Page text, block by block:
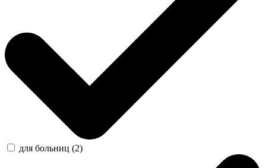
для больниц (2)